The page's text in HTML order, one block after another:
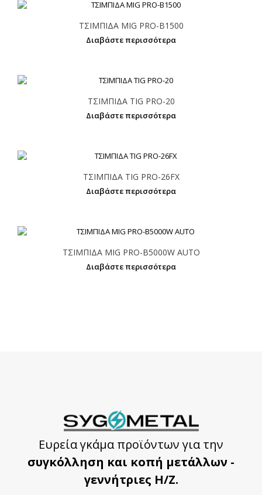
ΤΣΙΜΠΙΔΑ MIG PRO-Β1500
Διαβάστε περισσότερα
ΤΣΙΜΠΙΔΑ TIG PRO-20
Διαβάστε περισσότερα
ΤΣΙΜΠΙΔΑ TIG PRO-26FX
Διαβάστε περισσότερα
ΤΣΙΜΠΙΔΑ MIG PRO-Β5000W AUTO
Διαβάστε περισσότερα
Ευρεία γκάμα προϊόντων για την
συγκόλληση και κοπή μετάλλων -
γεννήτριες Η/Ζ.